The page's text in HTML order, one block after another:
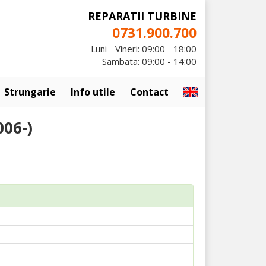
REPARATII TURBINE
0731.900.700
Luni - Vineri: 09:00 - 18:00
Sambata: 09:00 - 14:00
Strungarie Info utile Contact
)